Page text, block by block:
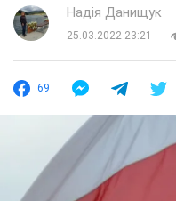
Надія Данищук
25.03.2022 23:21
69